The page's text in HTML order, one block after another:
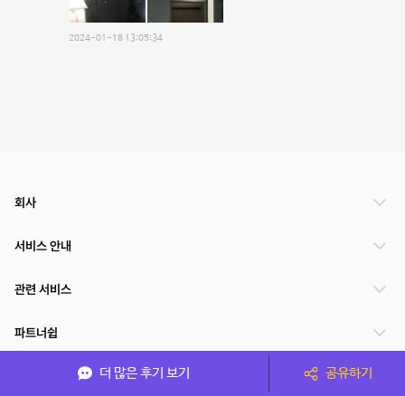
2024-01-18 13:05:34
더 많은 후기 보기 공유하기
회사
서비스 안내
관련 서비스
파트너쉽
서비스 제공 국가